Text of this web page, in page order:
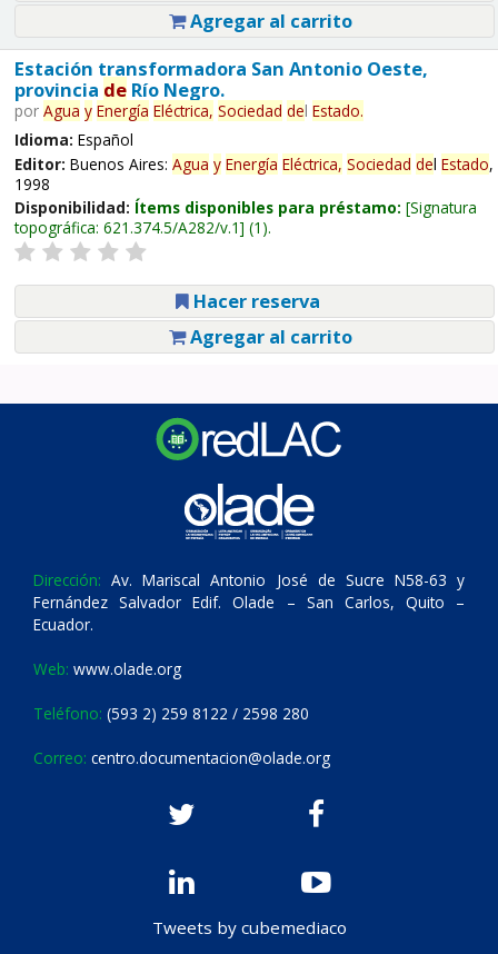
Agregar al carrito
Estación transformadora San Antonio Oeste,
provincia deRío Negro.
por Agua y Energía Eléctrica, Sociedad del Estado.
Idioma: Español
Editor: Buenos Aires: Agua y Energía Eléctrica, Sociedad del Estado,
1998
Disponibilidad: Ítems disponibles para préstamo: Signatura
topográfica: 621.374.5/A282/v.1 (1).
Hacer reserva
Agregar al carrito
Dirección: Av. Mariscal Antonio José de Sucre N58-63 y
Fernández Salvador Edif. Olade – San Carlos, Quito –
Ecuador.
Web: www.olade.org
Teléfono: (593 2) 259 8122 / 2598 280
Correo: centro.documentacion@olade.org
Tweets by cubemediaco